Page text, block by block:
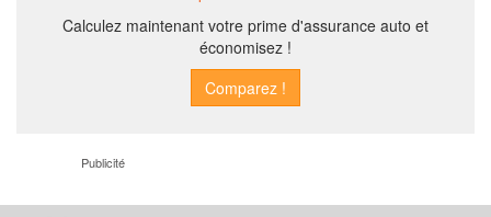
Calculez maintenant votre prime d'assurance auto et
économisez !
Publicité